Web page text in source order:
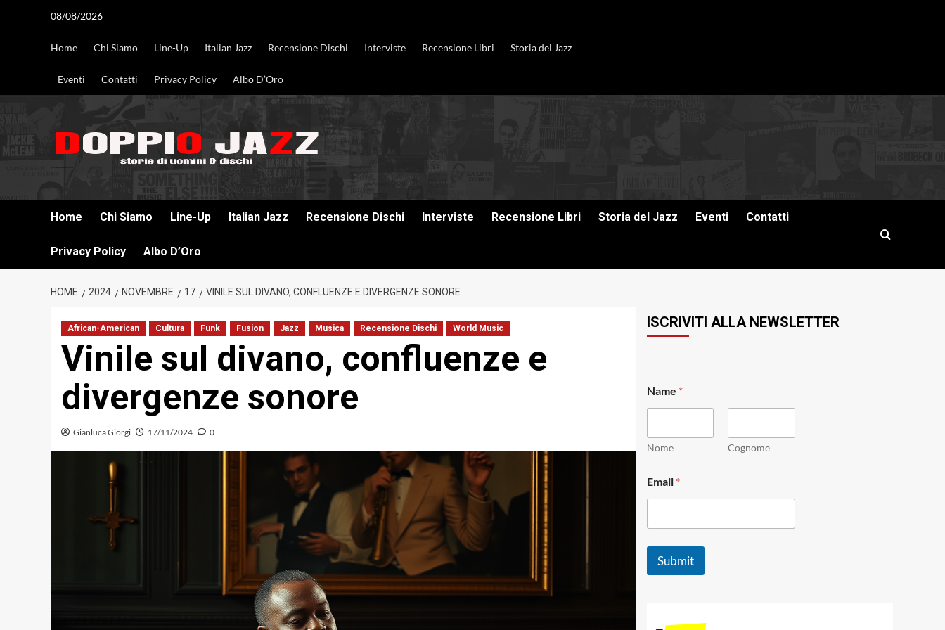
08/08/2026
Home Chi Siamo Line-Up Italian Jazz Recensione Dischi Interviste Recensione Libri Storia del Jazz
Eventi Contatti Privacy Policy Albo D’Oro
Home Chi Siamo Line-Up Italian Jazz Recensione Dischi Interviste Recensione Libri Storia del Jazz Eventi Contatti
Privacy Policy Albo D’Oro
HOME 2024 NOVEMBRE 17 VINILE SUL DIVANO, CONFLUENZE E DIVERGENZE SONORE
African-American Cultura Funk Fusion Jazz Musica Recensione Dischi World Music
Vinile sul divano, confluenze e
divergenze sonore
Gianluca Giorgi 17/11/2024 0
ISCRIVITI ALLA NEWSLETTER
Name *
Nome Cognome
N
a
e
Email *
Submit